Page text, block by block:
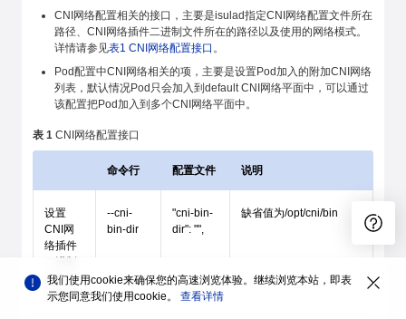
CNI网络配置相关的接口，主要是isulad指定CNI网络配置文件所在
路径、CNI网络插件二进制文件所在的路径以及使用的网络模式。
详情请参见表1 CNI网络配置接口 。
Pod配置中CNI网络相关的项，主要是设置Pod加入的附加CNI网络
列表，默认情况Pod只会加入到default CNI网络平面中，可以通过
该配置把Pod加入到多个CNI网络平面中。
表 1 CNI网络配置接口
命令行 配置文件 说明
设置
CNI网
络插件
文件所
在路径
--cni-
bin-dir
"cni-bin-
dir": "",
缺省值为/opt/cni/bin
我们使用cookie来确保您的高速浏览体验。继续浏览本站，即表
示您同意我们使用cookie。 查看详情